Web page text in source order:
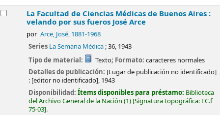
La Facultad de Ciencias Médicas de Buenos Aires :
velando por sus fueros José Arce
por Arce, José, 1881-1968
Series La Semana Médica; 36, 1943
Tipo de material:
Texto; Formato: caracteres normales
Detalles de publicación: [Lugar de publicación no identificado]
: [editor no identificado], 1943
Disponibilidad:Ítems disponibles para préstamo: Biblioteca
del Archivo General de la Nación (1) Signatura topográfica: EC.f
75-03 .